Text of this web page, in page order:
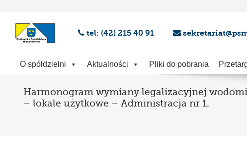
tel: (42) 215 40 91
O spółdzielni Aktualności Pliki do pobrania
Harmonogram wymiany legalizacyjnej
– lokale użytkowe – Administracja nr 1.